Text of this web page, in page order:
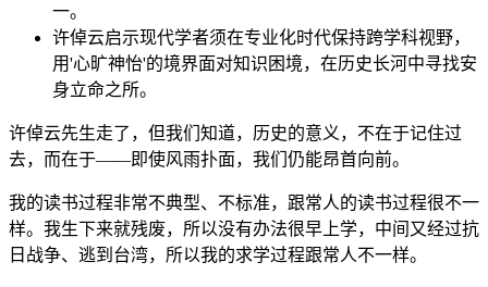
一。
许倬云启示现代学者须在专业化时代保持跨学科视野，
用'心旷神怡'的境界面对知识困境，在历史长河中寻找安
身立命之所。
许倬云先生走了，但我们知道，历史的意义，不在于记住过
去，而在于——即使风雨扑面，我们仍能昂首向前。
我的读书过程非常不典型、不标准，跟常人的读书过程很不一
样。我生下来就残废，所以没有办法很早上学，中间又经过抗
日战争、逃到台湾，所以我的求学过程跟常人不一样。